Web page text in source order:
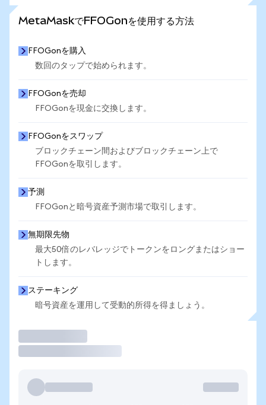
MetaMaskでFFOGonを使用する方法
FFOGonを購入
数回のタップで始められます。
FFOGonを売却
FFOGonを現金に交換します。
FFOGonをスワップ
ブロックチェーン間およびブロックチェーン上で
FFOGonを取引します。
予測
FFOGonと暗号資産予測市場で取引します。
無期限先物
最大50倍のレバレッジでトークンをロングまたはショー
トします。
ステーキング
暗号資産を運用して受動的所得を得ましょう。